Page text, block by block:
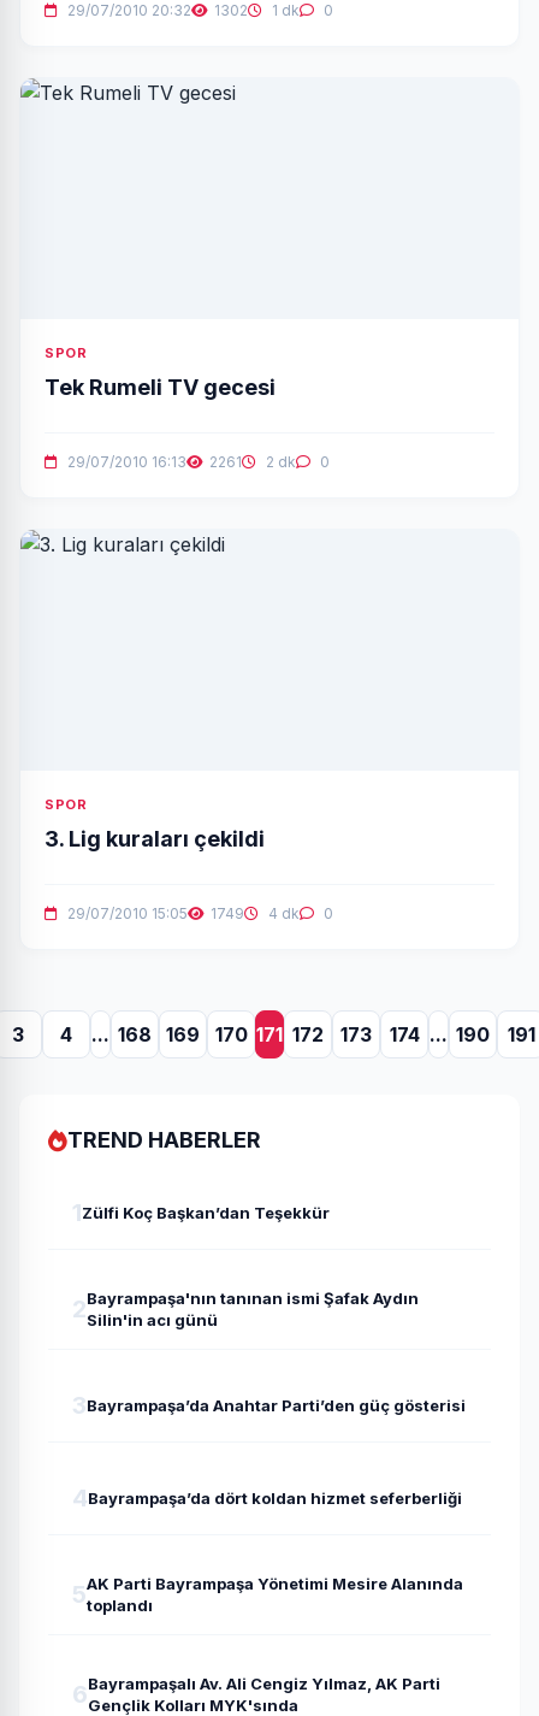
29/07/2010 20:32 1302 1 dk 0
SPOR
Tek Rumeli TV gecesi
29/07/2010 16:13 2261 2 dk 0
SPOR
3. Lig kuraları çekildi
29/07/2010 15:05 1749 4 dk 0
3 4 ... 168 169 170 171 172 173 174 ... 190 191
TREND HABERLER
1Zülfi Koç Başkan’dan Teşekkür
2Bayrampaşa'nın tanınan ismi Şafak Aydın
Silin'in acı günü
3Bayrampaşa’da Anahtar Parti’den güç gösterisi
4Bayrampaşa’da dört koldan hizmet seferberliği
5AK Parti Bayrampaşa Yönetimi Mesire Alanında
toplandı
6Bayrampaşalı Av. Ali Cengiz Yılmaz, AK Parti
Gençlik Kolları MYK'sında